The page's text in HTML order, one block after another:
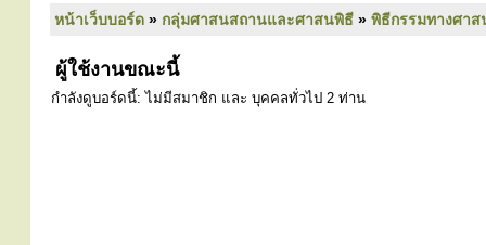
หน้าเว็บบอร์ด » กลุ่มศาสนสถานและศาสนพิธี » พิธีกรรมทางศา
ผู้ใช้งานขณะนี้
กำลังดูบอร์ดนี้: ไม่มีสมาชิก และ บุคคลทั่วไป 2 ท่าน